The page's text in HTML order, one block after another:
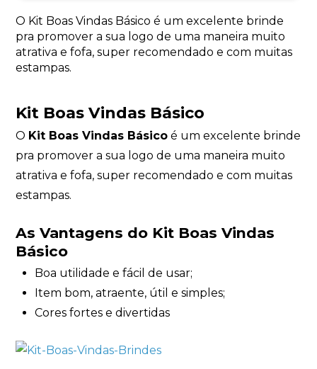
O Kit Boas Vindas Básico é um excelente brinde
pra promover a sua logo de uma maneira muito
atrativa e fofa, super recomendado e com muitas
estampas.
Kit Boas Vindas Básico
O Kit Boas Vindas Básico é um excelente brinde
pra promover a sua logo de uma maneira muito
atrativa e fofa, super recomendado e com muitas
estampas.
As Vantagens do Kit Boas Vindas
Básico
Boa utilidade e fácil de usar;
Item bom, atraente, útil e simples;
Cores fortes e divertidas